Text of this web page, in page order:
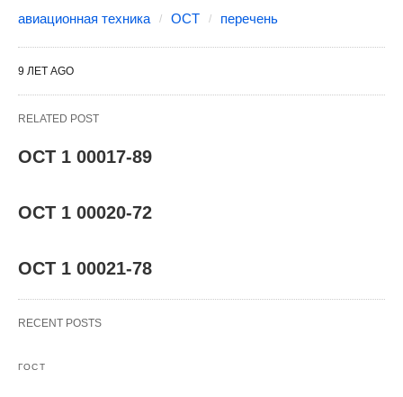
авиационная техника ОСТ перечень
9 ЛЕТ AGO
RELATED POST
ОСТ 1 00017-89
ОСТ 1 00020-72
ОСТ 1 00021-78
RECENT POSTS
ГОСТ